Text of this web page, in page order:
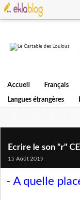
Accueil Français
Langues étrangères
Ecrire le son "r"
15 Août 2019
- A quelle